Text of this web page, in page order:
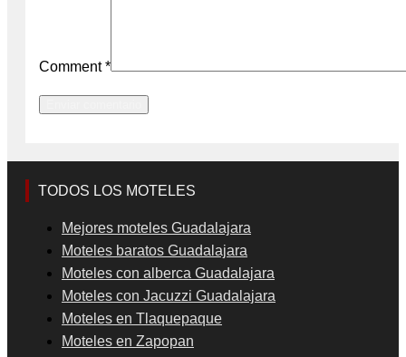
Comment*
TODOS LOS MOTELES
Mejores moteles Guadalajara
Moteles baratos Guadalajara
Moteles con alberca Guadalajara
Moteles con Jacuzzi Guadalajara
Moteles en Tlaquepaque
Moteles en Zapopan